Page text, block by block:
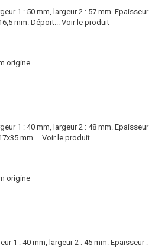
1 : 50 mm, largeur 2 : 57 mm. Epaisseur
mm. Déport... Voir le produit
origine
1 : 40 mm, largeur 2 : 48 mm. Epaisseur
mm.... Voir le produit
origine
1 : 40 mm, largeur 2 : 45 mm. Epaisseur :